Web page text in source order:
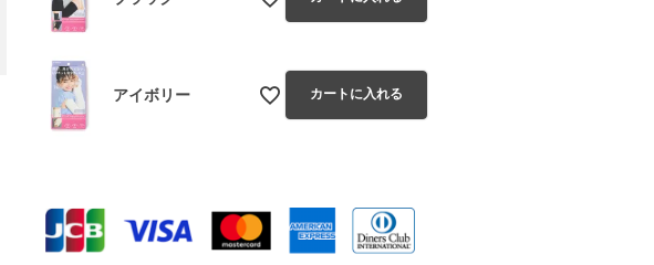
アイボリー カートに入れる